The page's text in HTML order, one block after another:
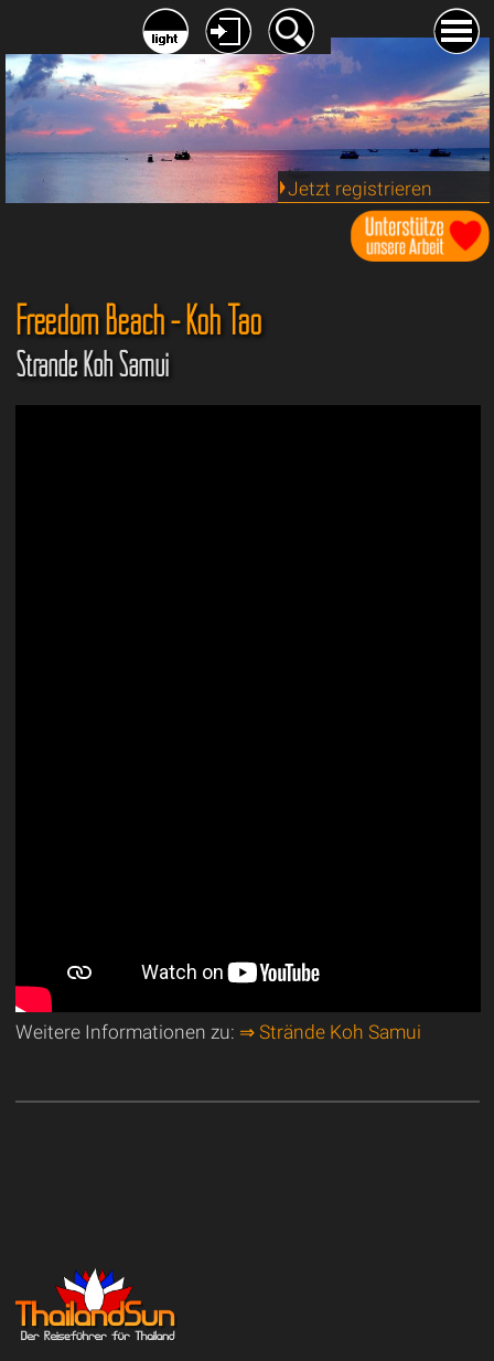
Jetzt registrieren
Freedom Beach - Koh Tao
Strände Koh Samui
Weitere Informationen zu: ⇒ Strände Koh Samui